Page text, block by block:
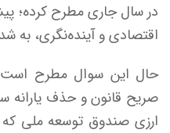
در سال جاری مطرح کرده؛
اقتصادی و آینده‌نگری،
حال این سوال مطرح
صریح قانون و حذف یارانه
ارزی صندوق توسعه ملی